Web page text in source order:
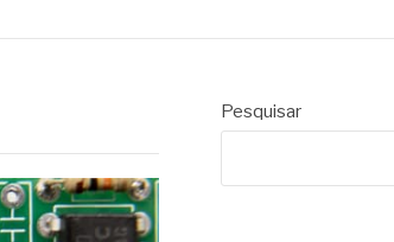
Pesquisar